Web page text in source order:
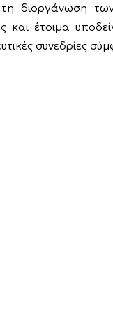
διοργάνωση
και έτοιμα
συνεδρίες